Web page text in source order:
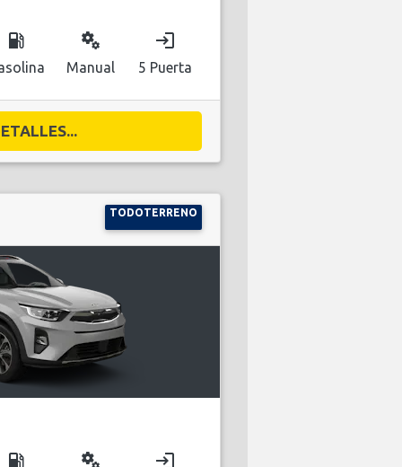
local_gas_station miscellaneous_services
Manual
login
5 Puerta
TODOTERRENO
local_gas_station miscellaneous_services login